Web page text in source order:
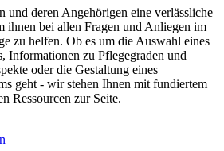
und deren Angehörigen eine verlässliche
ihnen bei allen Fragen und Anliegen im
zu helfen. Ob es um die Auswahl eines
Informationen zu Pflegegraden und
oder die Gestaltung eines
geht - wir stehen Ihnen mit fundiertem
Ressourcen zur Seite.